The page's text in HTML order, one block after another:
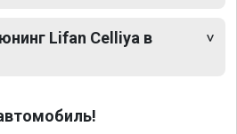
Lifan Celliya в